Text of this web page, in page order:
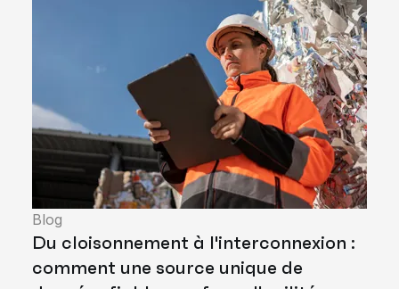
Blog
Du cloisonnement à l'interconnexion :
comment une source unique de